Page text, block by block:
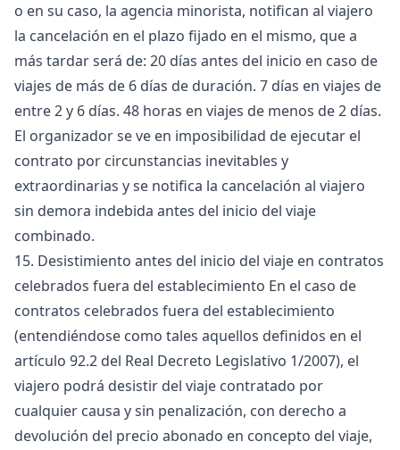
o en su caso, la agencia minorista, notifican al viajero
la cancelación en el plazo fijado en el mismo, que a
más tardar será de: 20 días antes del inicio en caso de
viajes de más de 6 días de duración. 7 días en viajes de
entre 2 y 6 días. 48 horas en viajes de menos de 2 días.
El organizador se ve en imposibilidad de ejecutar el
contrato por circunstancias inevitables y
extraordinarias y se notifica la cancelación al viajero
sin demora indebida antes del inicio del viaje
combinado.
15. Desistimiento antes del inicio del viaje en contratos
celebrados fuera del establecimiento En el caso de
contratos celebrados fuera del establecimiento
(entendiéndose como tales aquellos definidos en el
artículo 92.2 del Real Decreto Legislativo 1/2007), el
viajero podrá desistir del viaje contratado por
cualquier causa y sin penalización, con derecho a
devolución del precio abonado en concepto del viaje,